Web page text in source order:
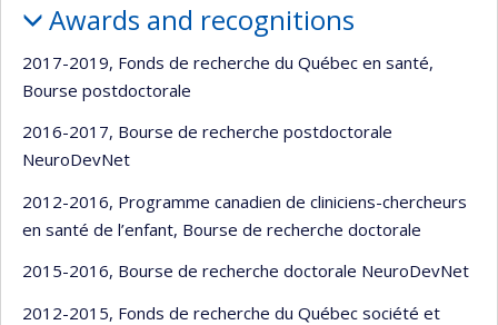
Awards and recognitions
2017-2019, Fonds de recherche du Québec en santé,
Bourse postdoctorale
2016-2017, Bourse de recherche postdoctorale
NeuroDevNet
2012-2016, Programme canadien de cliniciens-chercheurs
en santé de l’enfant, Bourse de recherche doctorale
2015-2016, Bourse de recherche doctorale NeuroDevNet
2012-2015, Fonds de recherche du Québec société et